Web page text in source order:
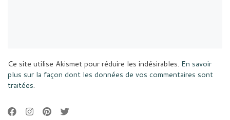
Ce site utilise Akismet pour réduire les indésirables. En savoir
plus sur la façon dont les données de vos commentaires sont
traitées.